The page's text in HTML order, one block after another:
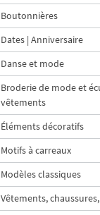
Boutonnières
Dates | Anniversaire
Danse et mode
Broderie de mode et
vêtements
Éléments décoratifs
Motifs à carreaux
Modèles classiques
Vêtements,